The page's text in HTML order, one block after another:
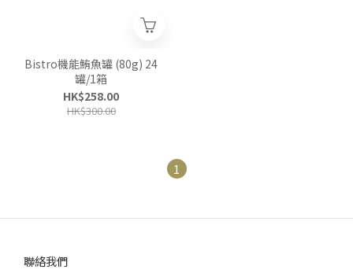
Bistro機能鮪魚罐 (80g) 24
罐/1箱
HK$258.00
HK$300.00
1
聯絡我們